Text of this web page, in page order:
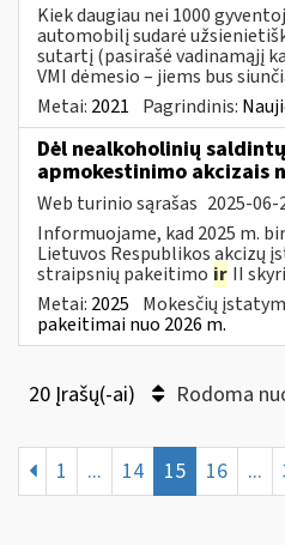
Kiek daugiau nei 1000
automobilį sudarė
sutartį (pasirašė vadinamąjį
VMI dėmesio – jiems bus
Metai: 2021 Pagrindinis:
Dėl nealkoholinių
apmokestinimo akcizais
Web turinio sąrašas 2025-06-
Informuojame, kad 2025 m.
Lietuvos Respublikos akcizų
straipsnių pakeitimo ir II
Metai: 2025 Mokesčių
pakeitimai nuo 2026 m.
20 Įrašų(-ai) Rodoma
1 ... 14 15 16 ...